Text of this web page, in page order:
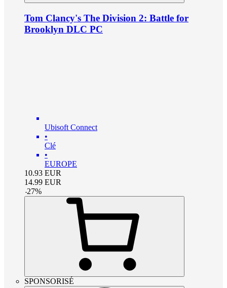
Tom Clancy's The Division 2: Battle for
Brooklyn DLC PC
Ubisoft Connect
•
Clé
•
EUROPE
10.93 EUR
14.99 EUR
-27%
SPONSORISÉ